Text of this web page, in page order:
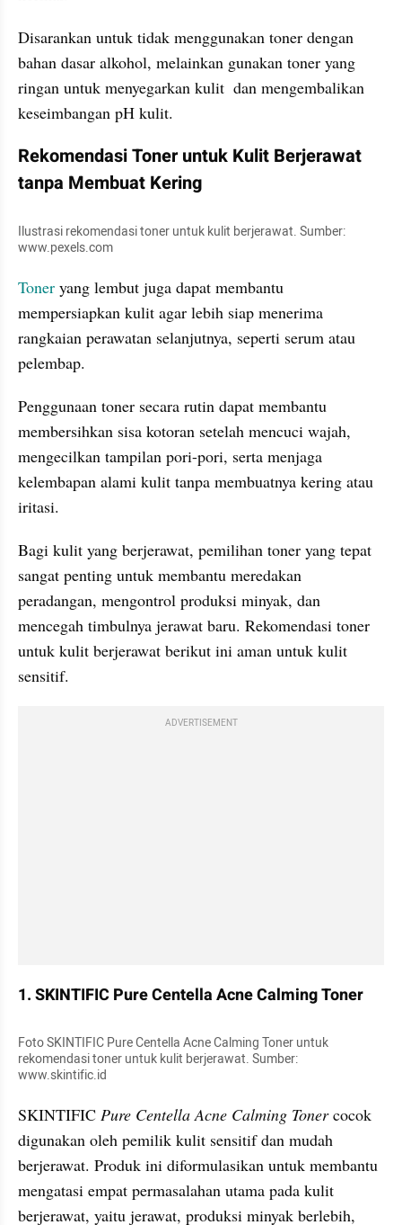
Disarankan untuk tidak menggunakan toner dengan
bahan dasar alkohol, melainkan gunakan toner yang
ringan untuk menyegarkan kulit  dan mengembalikan
keseimbangan pH kulit.
Rekomendasi Toner untuk Kulit Berjerawat
tanpa Membuat Kering
Ilustrasi rekomendasi toner untuk kulit berjerawat. Sumber:
www.pexels.com
Toner yang lembut juga dapat membantu
mempersiapkan kulit agar lebih siap menerima
rangkaian perawatan selanjutnya, seperti serum atau
pelembap.
Penggunaan toner secara rutin dapat membantu
membersihkan sisa kotoran setelah mencuci wajah,
mengecilkan tampilan pori-pori, serta menjaga
kelembapan alami kulit tanpa membuatnya kering atau
iritasi.
Bagi kulit yang berjerawat, pemilihan toner yang tepat
sangat penting untuk membantu meredakan
peradangan, mengontrol produksi minyak, dan
mencegah timbulnya jerawat baru. Rekomendasi toner
untuk kulit berjerawat berikut ini aman untuk kulit
sensitif.
ADVERTISEMENT
1. SKINTIFIC Pure Centella Acne Calming Toner
Foto SKINTIFIC Pure Centella Acne Calming Toner untuk
rekomendasi toner untuk kulit berjerawat. Sumber:
www.skintific.id
SKINTIFIC Pure Centella Acne Calming Toner cocok
digunakan oleh pemilik kulit sensitif dan mudah
berjerawat. Produk ini diformulasikan untuk membantu
mengatasi empat permasalahan utama pada kulit
berjerawat, yaitu jerawat, produksi minyak berlebih,